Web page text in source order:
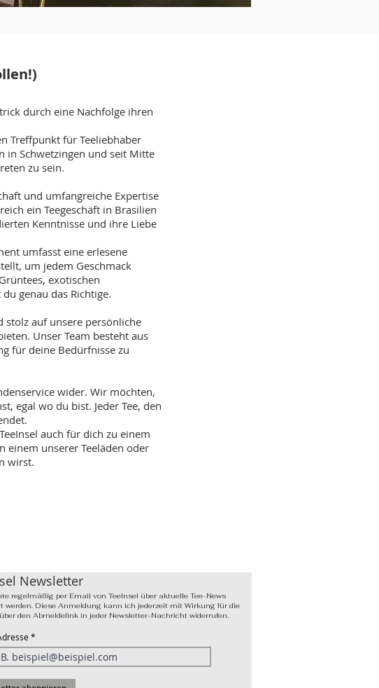
durch eine Nachfolge ihren
Treffpunkt für Teeliebhaber
in Schwetzingen und seit Mitte
zu sein.
und umfangreiche Expertise
ein Teegeschäft in Brasilien
Kenntnisse und ihre Liebe
umfasst eine erlesene
um jedem Geschmack
exotischen
genau das Richtige.
stolz auf unsere persönliche
Unser Team besteht aus
für deine Bedürfnisse zu
wider. Wir möchten,
egal wo du bist. Jeder Tee, den
auch für dich zu einem
einem unserer Teeläden oder
wirst.
Newsletter
regelmäßig per Email von TeeInsel über aktuelle Tee-News
werden. Diese Anmeldung kann ich jederzeit mit Wirkung für die
den Abmeldelink in jeder Newsletter-Nachricht widerrufen.